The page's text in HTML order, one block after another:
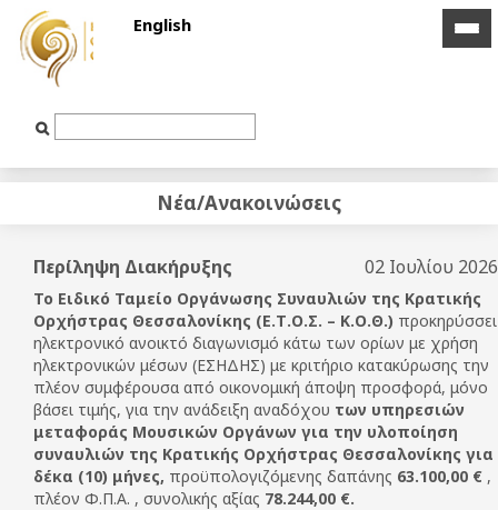
icon
icon
English
Input
Νέα/Ανακοινώσεις
Περίληψη Διακήρυξης 02 Ιουλίου 2026
Το Ειδικό Ταμείο Οργάνωσης Συναυλιών της Κρατικής
Ορχήστρας Θεσσαλονίκης (Ε.Τ.Ο.Σ. – Κ.Ο.Θ.) προκηρύσσει
ηλεκτρονικό ανοικτό διαγωνισμό κάτω των ορίων με χρήση
ηλεκτρονικών μέσων (ΕΣΗΔΗΣ) με κριτήριο κατακύρωσης την
πλέον συμφέρουσα από οικονομική άποψη προσφορά, μόνο
βάσει τιμής, για την ανάδειξη αναδόχου των υπηρεσιών
μεταφοράς Μουσικών Οργάνων για την υλοποίηση
συναυλιών της Κρατικής Ορχήστρας Θεσσαλονίκης για
δέκα (10) μήνες, προϋπολογιζόμενης δαπάνης 63.100,00 € ,
πλέον Φ.Π.Α. , συνολικής αξίας 78.244,00 €.